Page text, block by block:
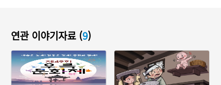
연관 이야기자료 (9)